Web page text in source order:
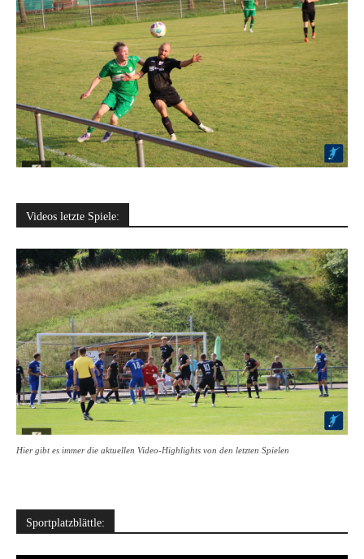
Videos letzte Spiele:
Hier gibt es immer die aktuellen Video-Highlights von den letzten Spielen
Sportplatzblättle: